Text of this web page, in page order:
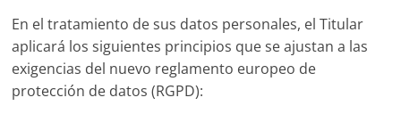
En el tratamiento de sus datos personales, el Titular
aplicará los siguientes principios que se ajustan a las
exigencias del nuevo reglamento europeo de
protección de datos (RGPD):